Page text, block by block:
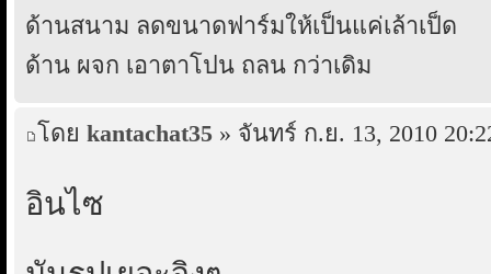
ด้านสนาม ลดขนาดฟาร์มให้เป็นแค่เล้าเป็ด
ด้าน ผจก เอาตาโปน ถลน กว่าเดิม
โดย kantachat35 » จันทร์ ก.ย. 13, 2010
อินไซ